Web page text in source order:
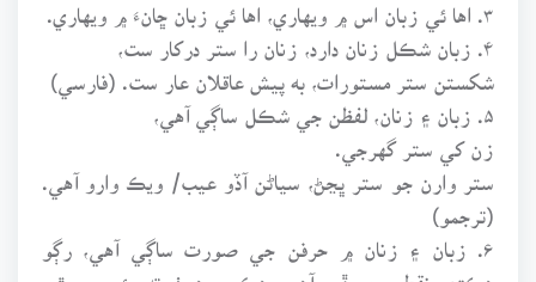
۴. زبان شڪل زنان دارد، زنان را ستر درکار ست،
شکستن ستر مستورات، به پيش عاقلان عار ست. (فارسي)
زن کي ستر گهرجي.
ستر وارن جو ستر ڀڃڻ، سياڻن آڏو عيب/ ويڪ وارو آهي.
(ترجمو)
۶. زبان ۽ زنان ۾ حرفن جي صورت ساڳي آهي، رڳو
هڪڙي نقطي جو ڦير آهي. هڪ ۾ هيٺ ته ٻئي ۾ مٿي